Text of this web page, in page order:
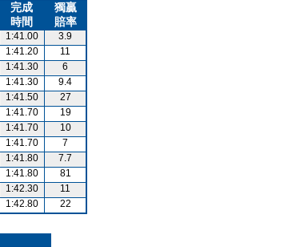
完成
時間
獨贏
賠率
1:41.00
3.9
1:41.20
11
1:41.30
6
1:41.30
9.4
1:41.50
27
1:41.70
19
1:41.70
10
1:41.70
7
1:41.80
7.7
1:41.80
81
1:42.30
11
1:42.80 22